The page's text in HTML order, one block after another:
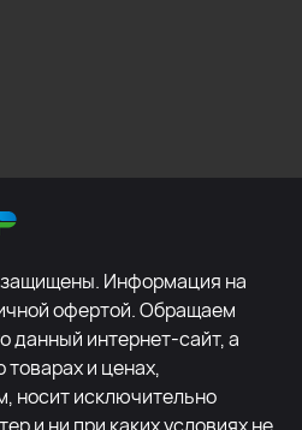
Информация на
офертой. Обращаем
данный интернет-сайт, а
и ценах,
носит исключительно